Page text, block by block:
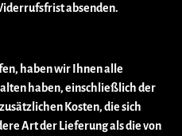
absenden.
haben wir Ihnen alle
haben, einschließlich der
Kosten, die sich
Art der Lieferung als die von